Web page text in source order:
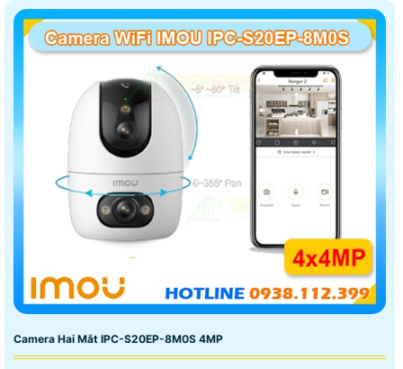
Camera Hai Mắt IPC-S20EP-8M0S 4MP